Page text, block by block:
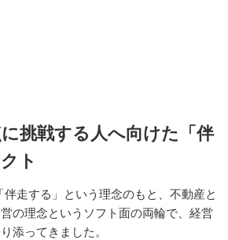
挑戦する人へ向けた「伴
ト
伴走する」という理念のもと、不動産と
の理念というソフト面の両輪で、経営
添ってきました。